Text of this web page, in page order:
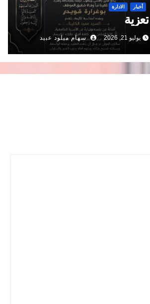
أخبار الادارة
تعزية
يوليو 21, 2026 سهام ميلود عبيد